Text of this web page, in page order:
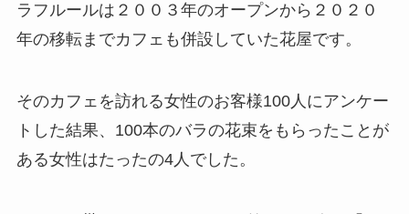
ラフルールは２００３年のオープンから２０２０
年の移転までカフェも併設していた花屋です。
そのカフェを訪れる女性のお客様100人にアンケー
トした結果、100本のバラの花束をもらったことが
ある女性はたったの4人でした。